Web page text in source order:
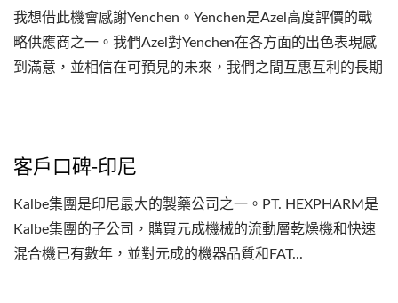
我想借此機會感謝Yenchen。Yenchen是Azel高度評價的戰
略供應商之一。我們Azel對Yenchen在各方面的出色表現感
到滿意，並相信在可預見的未來，我們之間互惠互利的長期
客戶口碑-印尼
Kalbe集團是印尼最大的製藥公司之一。PT. HEXPHARM是
Kalbe集團的子公司，購買元成機械的流動層乾燥機和快速
混合機已有數年，並對元成的機器品質和FAT...